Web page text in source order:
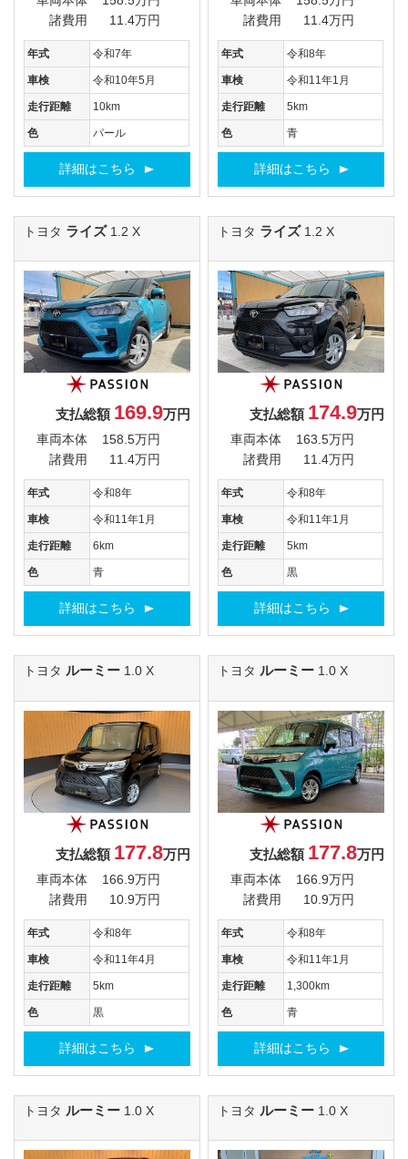
諸費用
11.4万円
年式 令和7年
車検 令和10年5月
走行距離 10km
色 パール
詳細はこちら
諸費用
11.4万円
年式 令和8年
車検 令和11年1月
走行距離 5km
色 青
詳細はこちら
トヨタ ライズ 1.2 X
支払総額 169.9万円
車両本体
158.5万円
諸費用
11.4万円
年式 令和8年
車検 令和11年1月
走行距離 6km
色 青
詳細はこちら
トヨタ ライズ 1.2 X
支払総額 174.9万円
車両本体
163.5万円
諸費用
11.4万円
年式 令和8年
車検 令和11年1月
走行距離 5km
色 黒
詳細はこちら
トヨタ ルーミー 1.0 X
支払総額 177.8万円
車両本体
166.9万円
諸費用
10.9万円
年式 令和8年
車検 令和11年4月
走行距離 5km
色 黒
詳細はこちら
トヨタ ルーミー 1.0 X
支払総額 177.8万円
車両本体
166.9万円
諸費用
10.9万円
年式 令和8年
車検 令和11年1月
走行距離 1,300km
色 青
詳細はこちら
トヨタ ルーミー 1.0 X トヨタ ルーミー 1.0 X